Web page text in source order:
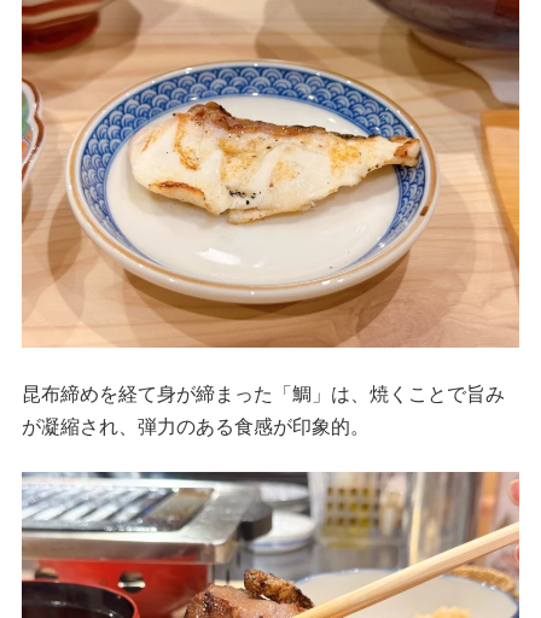
昆布締めを経て身が締まった「鯛」は、焼くことで旨み
が凝縮され、弾力のある食感が印象的。